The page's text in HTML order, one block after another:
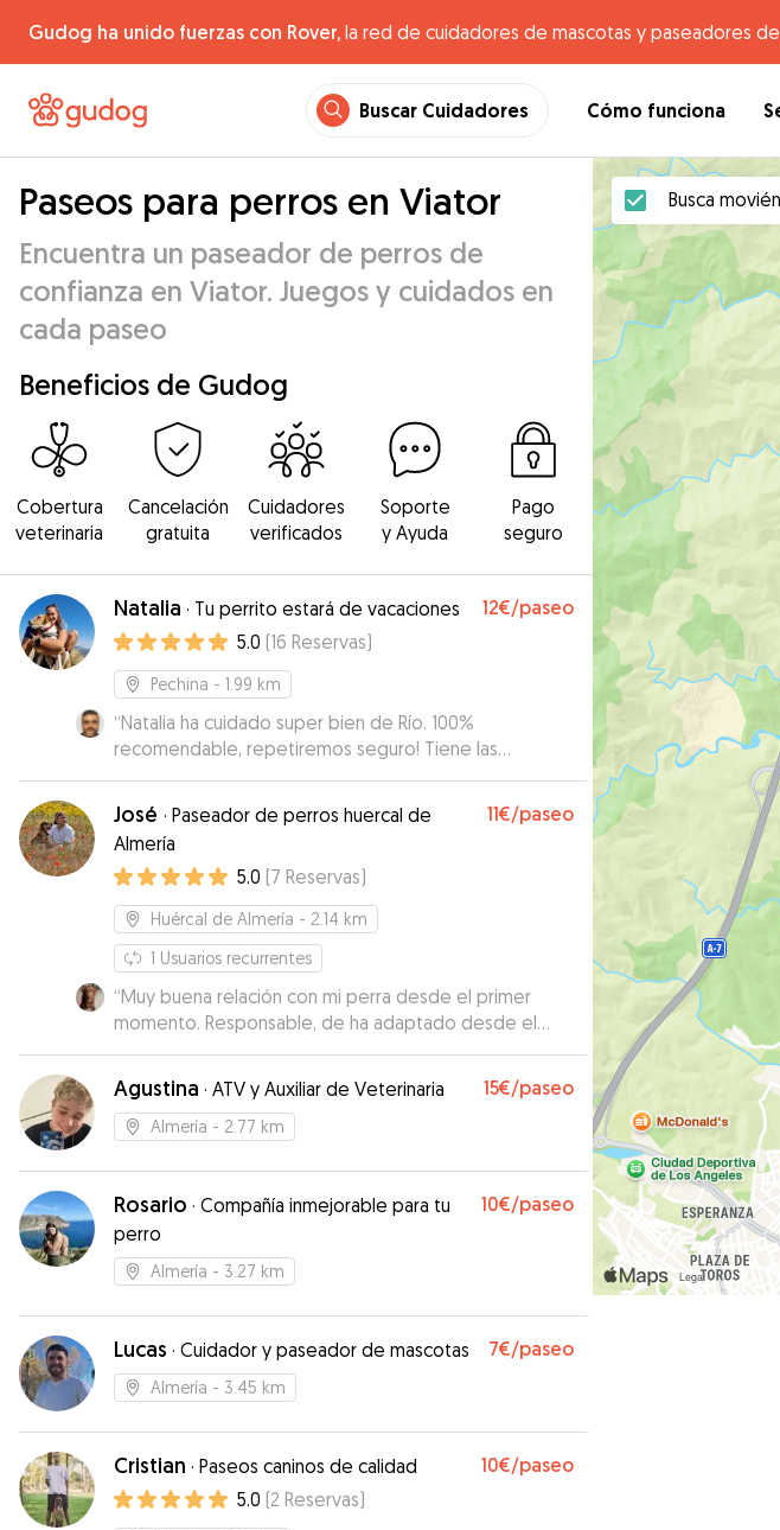
Gudog ha unido fuerzas con Rover, la red de cuidadores de mascotas y paseadores
Buscar Cuidadores Cómo funciona
Paseos para perros en Viator
Encuentra un paseador de perros de
confianza en Viator. Juegos y cuidados en
cada paseo
Beneficios de Gudog
Cobertura
veterinaria
Cancelación
gratuita
Cuidadores
verificados
Soporte
y Ayuda
Pago
seguro
Natalia · Tu perrito estará de vacaciones 12€/paseo
5.0 (16 Reservas)
Pechina - 1.99 km
“Natalia ha cuidado super bien de Río. 100%
recomendable, repetiremos seguro! Tiene las
instalaciones muy bien acondicionadas para las
mascotas
José · Paseador de perros huercal de
Almería
11€/paseo
5.0 (7 Reservas)
Huércal de Almería - 2.14 km
1 Usuarios recurrentes
“Muy buena relación con mi perra desde el primer
momento. Responsable, de ha adaptado desde el
principio ya que a día de hoy no puedo estar al 100%
con mi perra y José se ha involucrado como el que
más. Súper encantado con sus servicios un auténtico
profesional y lo mejor buena persona que nos informa
Agustina · ATV y Auxiliar de Veterinaria 15€/paseo
Almería - 2.77 km
Rosario · Compañía inmejorable para tu
perro
10€/paseo
Almería - 3.27 km
Lucas · Cuidador y paseador de mascotas 7€/paseo
Almería - 3.45 km
Cristian · Paseos caninos de calidad 10€/paseo
5.0 (2 Reservas)
Busca